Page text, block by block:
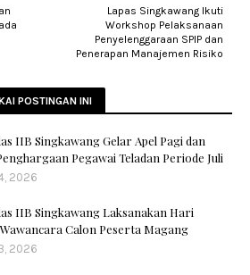
Lapas Singkawang Ikuti
Workshop Pelaksanaan
Penyelenggaraan SPIP dan
Penerapan Manajemen Risiko
POSTINGAN INI
IIB Singkawang Gelar Apel Pagi dan
Pegawai Teladan Periode Juli
2026
IIB Singkawang Laksanakan Hari
Calon Peserta Magang
2026